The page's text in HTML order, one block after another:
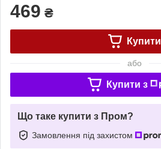
469 ₴
Купити
або
Купити з
Що таке купити з Пром?
Замовлення під захистом